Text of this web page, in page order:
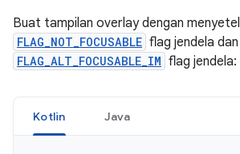
Buat tampilan overlay dengan menyetel
FLAG_NOT_FOCUSABLE flag jendela dan
FLAG_ALT_FOCUSABLE_IM flag jendela:
Kotlin Java